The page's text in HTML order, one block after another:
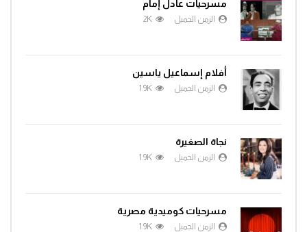
مسرحيات عادل إمام
الزمن الجميل 2K
أفلام إسماعيل ياسين
الزمن الجميل 1.9K
نجاة الصغيرة
الزمن الجميل 1.9K
مسرحيات كوميدية مصرية
الزمن الجميل 1.9K